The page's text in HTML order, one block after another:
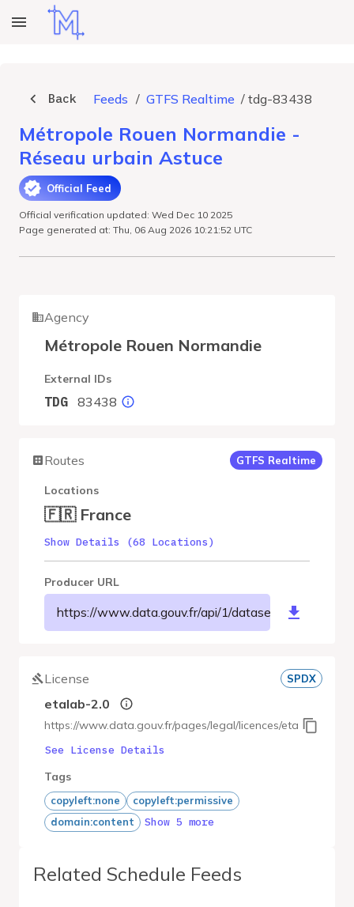
Back Feeds / GTFS Realtime / tdg-83438
Métropole Rouen Normandie -
Réseau urbain Astuce
Official Feed
Official verification updated: Wed Dec 10 2025
Page generated at: Thu, 06 Aug 2026 10:21:52 UTC
Agency
Métropole Rouen Normandie
External IDs
TDG 83438
Routes GTFS Realtime
Locations
🇫🇷 France
Show Details (68 Locations)
Producer URL
https://www.data.gouv.fr/api/1/datasets/r/
License SPDX
etalab-2.0
https://www.data.gouv.fr/pages/legal/licences/etalab-2.0
See License Details
Tags
copyleft:none
copyleft:permissive
domain:content
Show 5 more
Related Schedule Feeds